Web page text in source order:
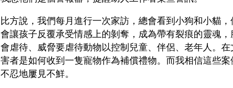
比方說，我們每月進行一次家訪，總會看到小狗和小貓
會讓孩子反覆承受情感上的剝奪，成為帶有裂痕的靈魂
會虐待、威脅要虐待動物以控制兒童、伴侶、老年人。
害者是如何收到一隻寵物作為補償禮物。而我相信這些
不忍地屢見不鮮。